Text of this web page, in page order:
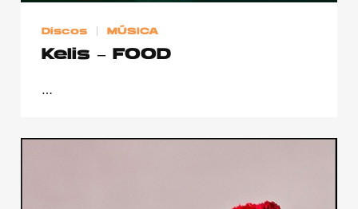
Discos MÚSICA
Kelis – FOOD
…